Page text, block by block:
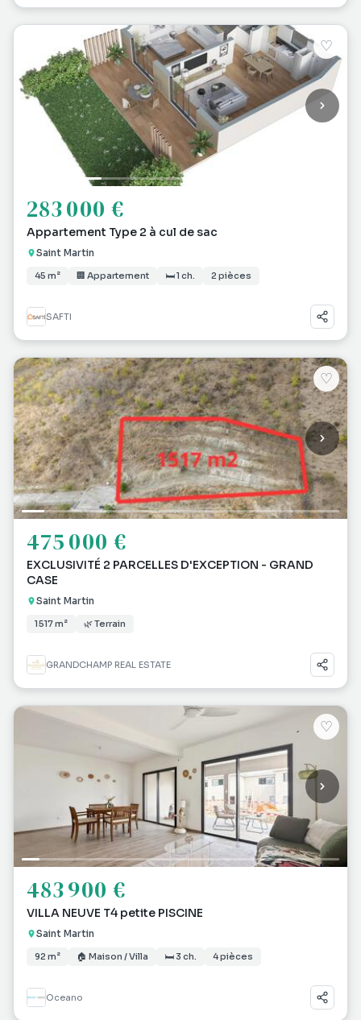
♡
283 000 €
Appartement Type 2 à cul de sac
Saint Martin
45 m² 🏢 Appartement 🛏 1 ch. 2 pièces
SAFTI
♡
475 000 €
EXCLUSIVITÉ 2 PARCELLES D'EXCEPTION - GRAND
CASE
Saint Martin
1 517 m² 🌿 Terrain
GRANDCHAMP REAL ESTATE
♡
483 900 €
VILLA NEUVE T4 petite PISCINE
Saint Martin
92 m² 🏠 Maison / Villa 🛏 3 ch. 4 pièces
Oceano